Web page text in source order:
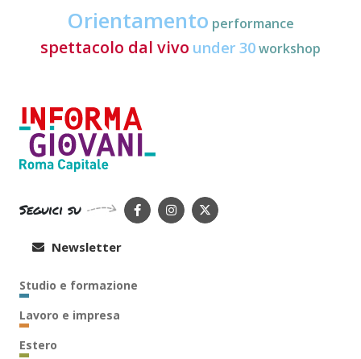
Orientamento performance
spettacolo dal vivo under 30workshop
Seguici su
Newsletter
Studio e formazione
Lavoro e impresa
Estero